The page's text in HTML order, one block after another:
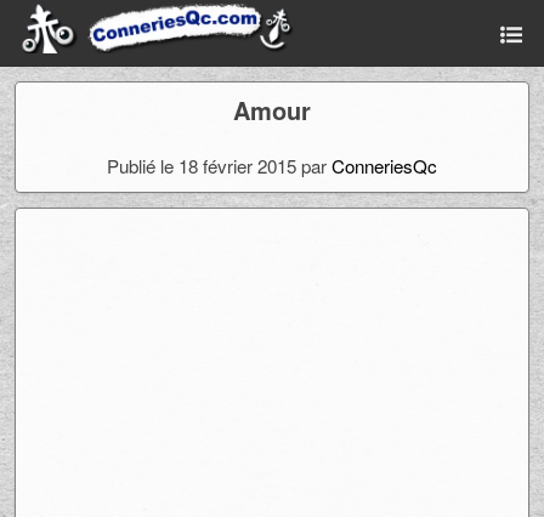
Amour
Publié le 18 février 2015 parConneriesQc